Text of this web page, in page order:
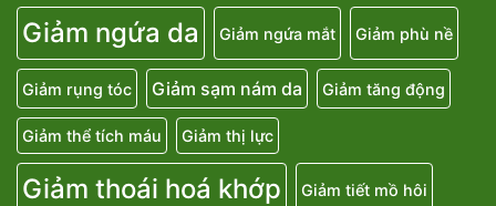
Giảm ngứa da Giảm ngứa mắt Giảm phù nề
Giảm rụng tóc Giảm sạm nám da Giảm tăng động
Giảm thể tích máu Giảm thị lực
Giảm thoái hoá khớp Giảm tiết mồ hôi